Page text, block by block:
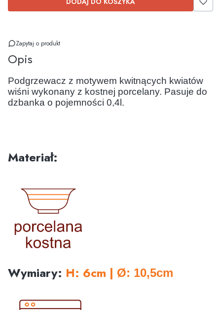
Zapytaj o produkt
Opis
Podgrzewacz z motywem kwitnących kwiatów
wiśni wykonany z kostnej porcelany. Pasuje do
dzbanka o pojemności 0,4l.
Materiał:
Wymiary: H: 6cm | Ø: 10,5cm